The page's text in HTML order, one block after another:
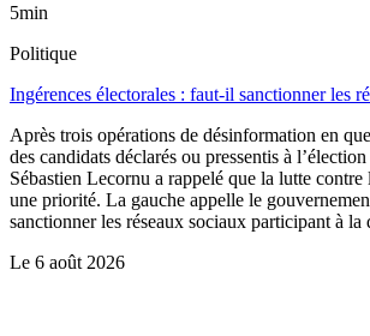
5min
Politique
Ingérences électorales : faut-il sanctionner les
Après trois opérations de désinformation en
des candidats déclarés ou pressentis à
Sébastien Lecornu a rappelé que la lutte contre
une priorité. La gauche appelle le
sanctionner les réseaux sociaux participant à la
Le 6 août 2026